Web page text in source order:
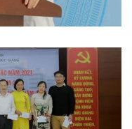
Hoạt động đoàn thể